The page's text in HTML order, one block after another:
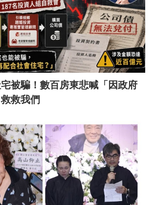
被騙！數百房東悲喊「因政府
救我們